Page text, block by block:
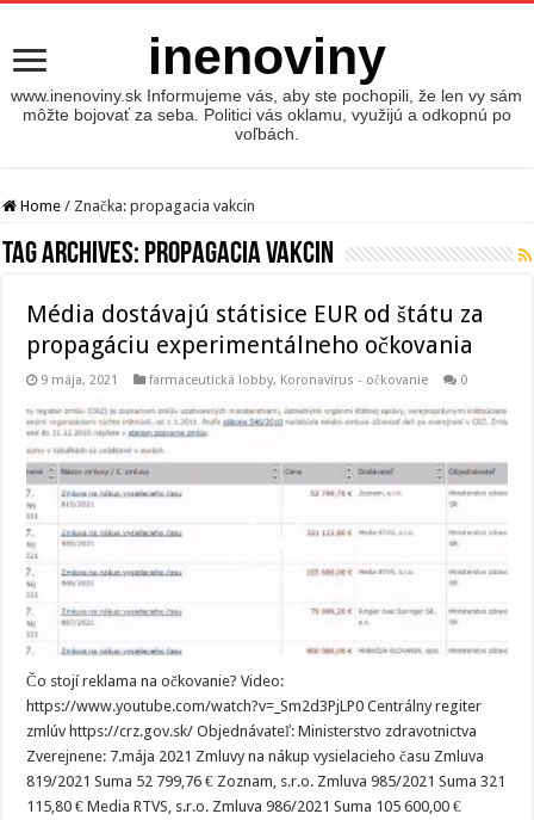
inenoviny
www.inenoviny.sk Informujeme vás, aby ste pochopili, že len vy sám
môžte bojovať za seba. Politici vás oklamu, využijú a odkopnú po
voľbách.
Home / Značka:propagacia vakcin
Tag Archives: propagacia vakcin
Média dostávajú státisice EUR od štátu za
propagáciu experimentálneho očkovania
9 mája, 2021 farmaceutická lobby, Koronavírus - očkovanie 0
Čo stojí reklama na očkovanie? Video:
https://www.youtube.com/watch?v=_Sm2d3PjLP0 Centrálny regiter
zmlúv https://crz.gov.sk/ Objednávateľ: Ministerstvo zdravotnictva
Zverejnene: 7.mája 2021 Zmluvy na nákup vysielacieho času Zmluva
819/2021 Suma 52 799,76 € Zoznam, s.r.o. Zmluva 985/2021 Suma 321
115,80 € Media RTVS, s.r.o. Zmluva 986/2021 Suma 105 600,00 €